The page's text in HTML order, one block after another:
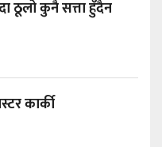
ठूलो कुनै सत्ता हुँदैन
कार्की